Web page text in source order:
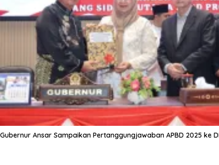
Gubernur Ansar Sampaikan Pertanggungjawaban APBD 2025 ke